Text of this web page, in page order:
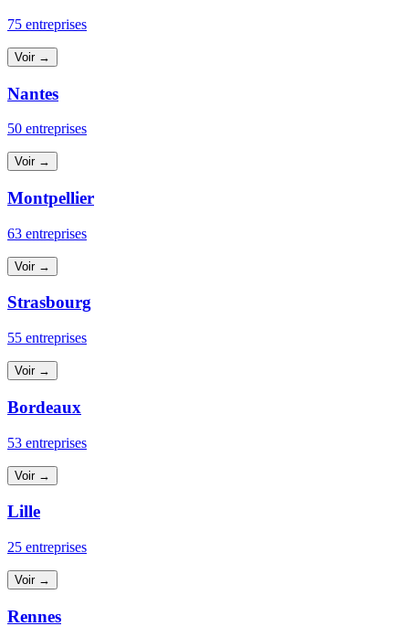
75 entreprises
Voir →
Nantes
50 entreprises
Voir →
Montpellier
63 entreprises
Voir →
Strasbourg
55 entreprises
Voir →
Bordeaux
53 entreprises
Voir →
Lille
25 entreprises
Voir →
Rennes